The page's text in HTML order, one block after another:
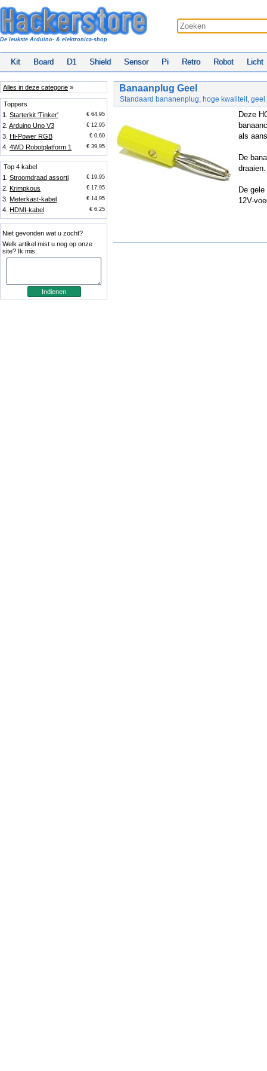
De leukste Arduino- & elektronica-shop
Kit Board D1 Shield Sensor Pi Retro Robot Licht
Alles in deze categorie »
Toppers
1. Starterkit 'Tinker' € 64,95
2. Arduino Uno V3 € 12,95
3. Hi-Power RGB € 0,60
4. 4WD Robotplatform 1 € 39,95
Top 4 kabel
1. Stroomdraad assorti € 19,95
2. Krimpkous € 17,95
3. Meterkast-kabel € 14,95
4. HDMI-kabel € 6,25
Niet gevonden wat u zocht?
Welk artikel mist u nog op onze
site? Ik mis:
Banaanplug Geel
Standaard bananenplug, hoge kwaliteit, geel
Deze
als
De
De
12V-